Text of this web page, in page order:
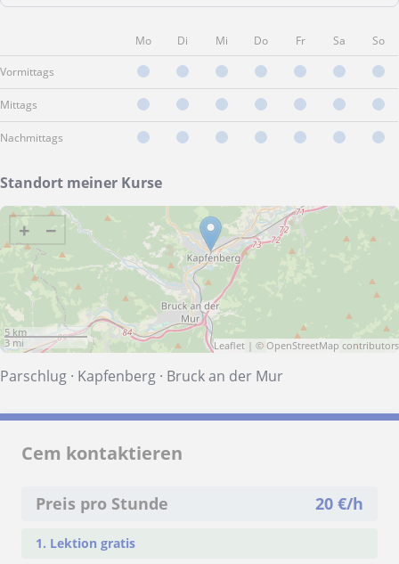
Mo Di Mi Do Fr Sa So
Vormittags
Mittags
Nachmittags
Standort meiner Kurse
+ −
5 km
3 mi
Leaflet| © OpenStreetMap contributors
Parschlug · Kapfenberg · Bruck an der Mur
Cem kontaktieren
Preis pro Stunde 20€/h
1. Lektion gratis